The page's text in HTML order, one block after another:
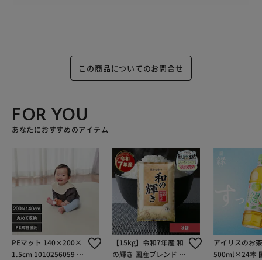
この商品についてのお問合せ
FOR YOU
あなたにおすすめのアイテム
PEマット 140×200×
1.5cm 1010256059 グ
【15kg】令和7年産 和
の輝き 国産ブレンド 5
アイリスのお
500ml×24本